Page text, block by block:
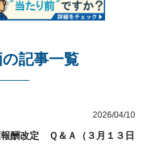
記事一覧
2026/04/10
報酬改定 Ｑ＆Ａ（３月１３日